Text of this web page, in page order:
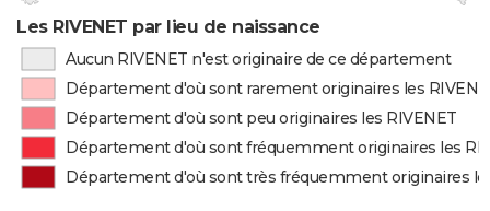
Les RIVENET par lieu de naissance
Aucun RIVENET n'est originaire de ce département
Département d'où sont rarement originaires les
Département d'où sont peu originaires les RIVENET
Département d'où sont fréquemment originaires les
Département d'où sont très fréquemment originaires